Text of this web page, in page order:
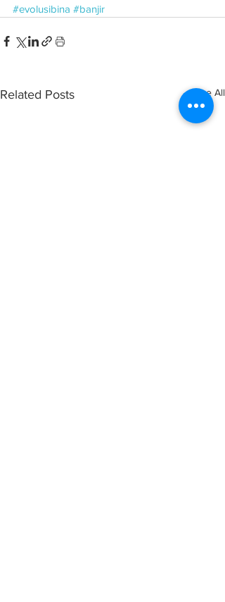
#evolusibina #banjir
Related Posts See All